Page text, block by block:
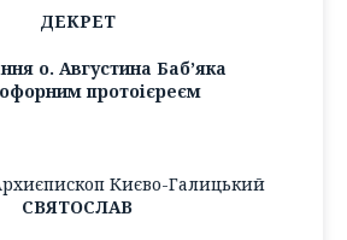
ДЕКРЕТ
о. Августина Бабʼяка
протоієреєм
Києво-Галицький
СВЯТОСЛАВ